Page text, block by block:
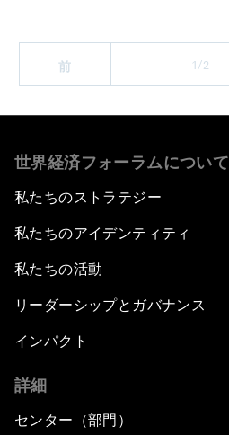
前 1/2
世界経済フォーラムについて
私たちのストラテジー
私たちのアイデンティティ
私たちの活動
リーダーシップとガバナンス
インパクト
詳細
センター（部門）